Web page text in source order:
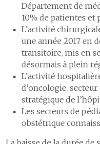
Département de
10% de patientes et
L’activité
une année 2017 en
transitoire, mis en
désormais à plein
L’activité
d’oncologie,
stratégique de
Les secteurs de
obstétrique